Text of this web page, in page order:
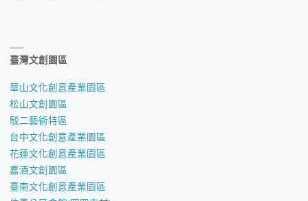
臺灣文創園區
華山文化創意產業園區
松山文創園區
駁二藝術特區
台中文化創意產業園區
花蓮文化創意產業園區
嘉酒文創園區
臺南文化創意產業園區